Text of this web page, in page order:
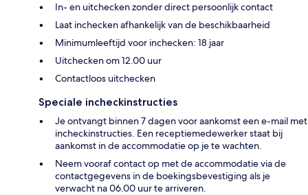
In- en uitchecken zonder direct persoonlijk contact
Laat inchecken afhankelijk van de beschikbaarheid
Minimumleeftijd voor inchecken: 18 jaar
Uitchecken om 12.00 uur
Contactloos uitchecken
Speciale incheckinstructies
Je ontvangt binnen 7 dagen voor aankomst een e-mail met
incheckinstructies. Een receptiemedewerker staat bij
aankomst in de accommodatie op je te wachten.
Neem vooraf contact op met de accommodatie via de
contactgegevens in de boekingsbevestiging als je
verwacht na 06.00 uur te arriveren.